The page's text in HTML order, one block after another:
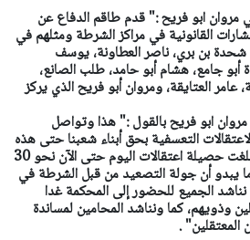
مروان ابو فريح :" قدم طاقم الدفاع عن
القانونية في مراكز الشرطة ومثلهم في
شحدة بن بري، ناصر العطاونة، يوسف
أبو جامع، هشام أبو حامد، طلب الصانع،
عامر العتايقة، ومروان أبو فريح الذي يركز
ابو فريح بالقول :" هذا وتواصل
التعسفية بحق أبناء شعبنا حتى هذه
اللحظة، حيث بلغت حصيلة اعتقالات اليوم حتى الآن نحو 30
يبدو أن جولة التصعيد من قبل الشرطة في
نناشد الجميع للحضور إلى المحكمة غدا
وذويهم، كما ونناشد المحامين لمساندة
المعتقلين" .